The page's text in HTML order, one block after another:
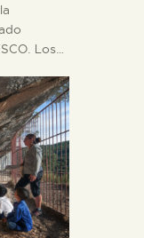
Los…